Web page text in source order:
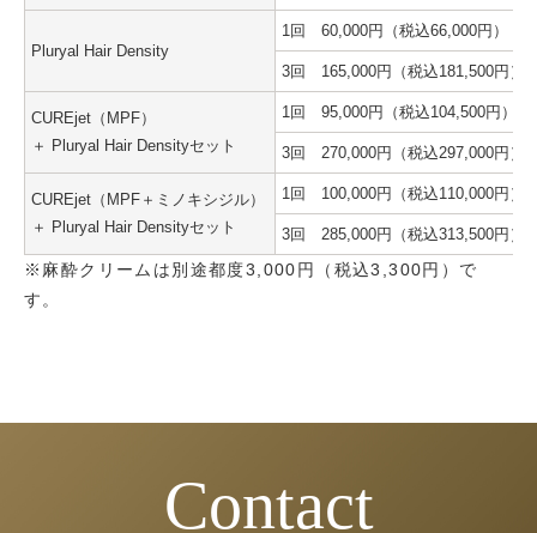
Pluryal Hair Density
1回 60,000円（税込66,000円）
3回 165,000円（税込181,500円）
CUREjet（MPF）
＋ Pluryal Hair Densityセット
1回 95,000円（税込104,500円）
3回 270,000円（税込297,000円）
CUREjet（MPF＋ミノキシジル）
＋ Pluryal Hair Densityセット
1回 100,000円（税込110,000円）
3回 285,000円（税込313,500円）
※麻酔クリームは別途都度3,000円（税込3,300円）で
す。
Contact